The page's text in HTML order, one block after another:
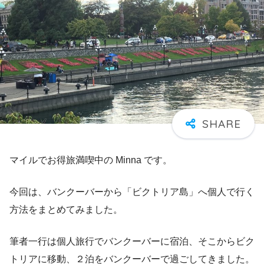
マイルでお得旅満喫中の Minna です。
今回は、バンクーバーから「ビクトリア島」へ個人で行く
方法をまとめてみました。
筆者一行は個人旅行でバンクーバーに宿泊、そこからビク
トリアに移動、２泊をバンクーバーで過ごしてきました。